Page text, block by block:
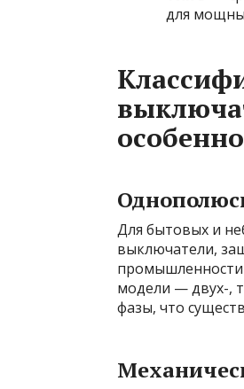
для
Для бытовых и
выключатели,
модели — двух-,
фазы, что